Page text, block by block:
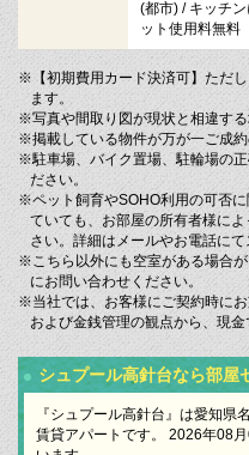
(都市) / キッチ
ット使用料無料
※【初期費用カード決済可】ただ
ます。
※写真や間取り図が現状と相違する
※掲載している物件が万が一ご成約
※駐車場、バイク置場、駐輪場の
ださい。
※ペット飼育やSOHO利用の可否
ていても、お部屋の所有者様に
さい。詳細はメールやお電話に
※こちら以外にも空室がある場合
にお問い合わせください。
※当社では、お客様にご契約時に
および金銭管理の観点から、現
シュプール高針台なら部屋
『シュプール高針台』は愛知
賃貸アパートです。 2026年08